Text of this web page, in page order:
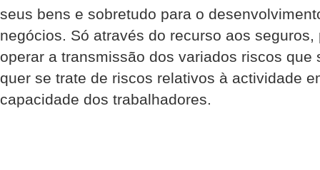
seus bens e sobretudo para o
negócios. Só através do recurso aos
operar a transmissão dos variados riscos que
quer se trate de riscos relativos à actividade
capacidade dos trabalhadores.